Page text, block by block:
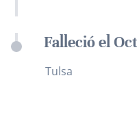
Falleció el
Tulsa